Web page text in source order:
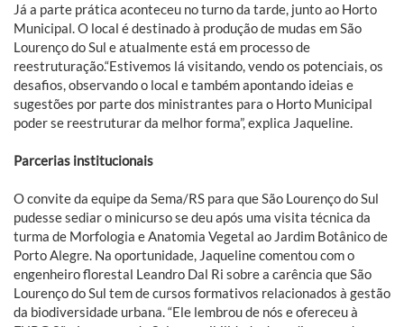
Já a parte prática aconteceu no turno da tarde, junto ao Horto
Municipal. O local é destinado à produção de mudas em São
Lourenço do Sul e atualmente está em processo de
reestruturação.“Estivemos lá visitando, vendo os potenciais, os
desafios, observando o local e também apontando ideias e
sugestões por parte dos ministrantes para o Horto Municipal
poder se reestruturar da melhor forma”, explica Jaqueline.
Parcerias institucionais
O convite da equipe da Sema/RS para que São Lourenço do Sul
pudesse sediar o minicurso se deu após uma visita técnica da
turma de Morfologia e Anatomia Vegetal ao Jardim Botânico de
Porto Alegre. Na oportunidade, Jaqueline comentou com o
engenheiro florestal Leandro Dal Ri sobre a carência que São
Lourenço do Sul tem de cursos formativos relacionados à gestão
da biodiversidade urbana. “Ele lembrou de nós e ofereceu à